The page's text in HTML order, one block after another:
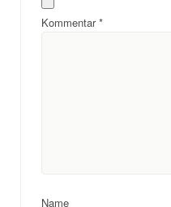
Kommentar*
Name